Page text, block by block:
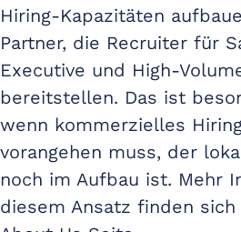
Hiring-Kapazitäten
Partner, die Recruiter für
Executive und High-
bereitstellen. Das ist
wenn kommerzielles
vorangehen muss, der
noch im Aufbau ist. Mehr
diesem Ansatz finden